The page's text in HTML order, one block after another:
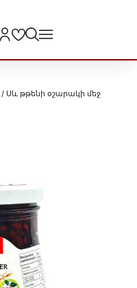
/ Սև թթենի օշարակի մեջ